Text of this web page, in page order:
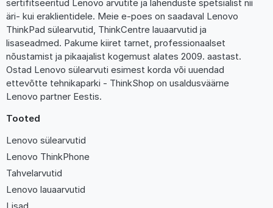
sertifitseeritud Lenovo arvutite ja lahenduste spetsialist nii
äri- kui eraklientidele. Meie e-poes on saadaval Lenovo
ThinkPad sülearvutid, ThinkCentre lauaarvutid ja
lisaseadmed. Pakume kiiret tarnet, professionaalset
nõustamist ja pikaajalist kogemust alates 2009. aastast.
Ostad Lenovo sülearvuti esimest korda või uuendad
ettevõtte tehnikaparki - ThinkShop on usaldusväärne
Lenovo partner Eestis.
Tooted
Lenovo sülearvutid
Lenovo ThinkPhone
Tahvelarvutid
Lenovo lauaarvutid